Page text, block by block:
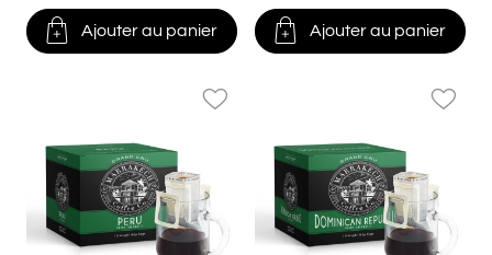
 Ajouter au panier  Ajouter au panier
favorite_border favorite_border